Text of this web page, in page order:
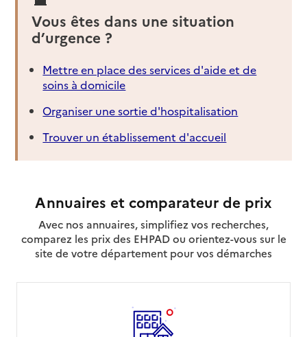
Vous êtes dans une situation
d’urgence ?
Mettre en place des services d'aide et de
soins à domicile
Organiser une sortie d'hospitalisation
Trouver un établissement d'accueil
Annuaires et comparateur de prix
Avec nos annuaires, simplifiez vos recherches,
comparez les prix des EHPAD ou orientez-vous sur le
site de votre département pour vos démarches